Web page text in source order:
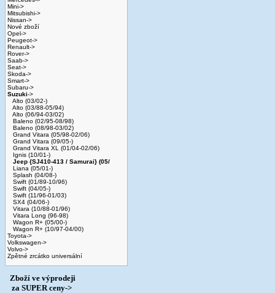
Mini->
Mitsubishi->
Nissan->
Nové zboží
Opel->
Peugeot->
Renault->
Rover->
Saab->
Seat->
Skoda->
Smart->
Subaru->
Suzuki->
Alto (03/02-)
Alto (03/88-05/94)
Alto (06/94-03/02)
Baleno (02/95-08/98)
Baleno (08/98-03/02)
Grand Vitara (05/98-02/06)
Grand Vitara (09/05-)
Grand Vitara XL (01/04-02/06)
Ignis (10/01-)
Jeep {SJ410-413 / Samurai} (05/
Liana (05/01-)
Splash (04/08-)
Swift (01/89-10/96)
Swift (04/05-)
Swift (11/96-01/03)
SX4 (04/06-)
Vitara (10/88-01/96)
Vitara Long (96-98)
Wagon R+ (05/00-)
Wagon R+ (10/97-04/00)
Toyota->
Volkswagen->
Volvo->
Zpětné zrcátko universální
Zboží ve výprodeji
­ za SUPER ceny->